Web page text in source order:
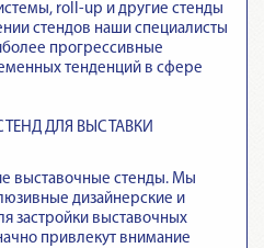
roll-up и другие стенды
стендов наши специалисты
прогрессивные
тенденций в сфере
ДЛЯ ВЫСТАВКИ
выставочные стенды. Мы
дизайнерские и
застройки выставочных
привлекут внимание